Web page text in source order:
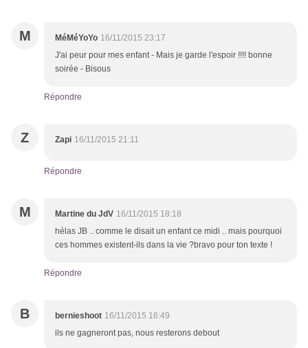
M MéMéYoYo 16/11/2015 23:17
J'ai peur pour mes enfant - Mais je garde l'espoir !!!! bonne
soirée - Bisous
Répondre
Z Zapi 16/11/2015 21:11
Répondre
M Martine du JdV 16/11/2015 18:18
hélas JB .. comme le disait un enfant ce midi .. mais pourquoi
ces hommes existent-ils dans la vie ?bravo pour ton texte !
Répondre
B bernieshoot 16/11/2015 16:49
ils ne gagneront pas, nous resterons debout